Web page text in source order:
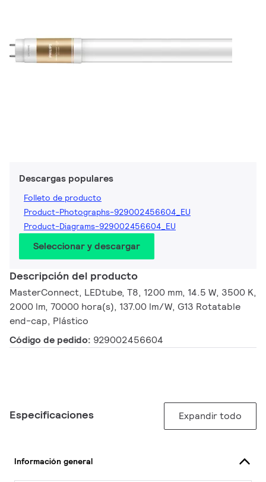
Descargas populares
Folleto de producto
Product-Photographs-929002456604_EU
Product-Diagrams-929002456604_EU
Seleccionar y descargar
Descripción del producto
MasterConnect, LEDtube, T8, 1200 mm, 14.5 W, 3500 K,
2000 lm, 70000 hora(s), 137.00 lm/W, G13 Rotatable
end-cap, Plástico
Código de pedido: 929002456604
Especificaciones Expandir todo
Información general